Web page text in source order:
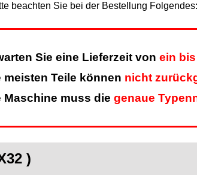
beachten Sie bei der Bestellung Folgendes:
Sie eine Lieferzeit von ein
meisten Teile können nicht
Maschine muss die genaue
)